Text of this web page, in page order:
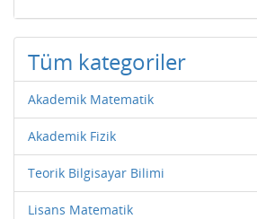
Tüm kategoriler
Akademik Matematik
Akademik Fizik
Teorik Bilgisayar Bilimi
Lisans Matematik